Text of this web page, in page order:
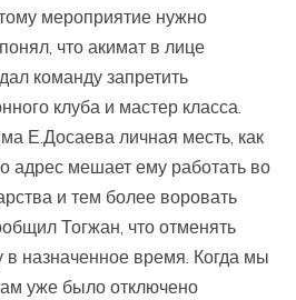
мероприятие нужно
что акимат в лице
команду запретить
клуба и мастер класса.
Е.Досаева личная месть, как
адрес мешает ему работать во
и тем более воровать
Тогжан, что отменять
в назначенное время. Когда мы
уже было отключено